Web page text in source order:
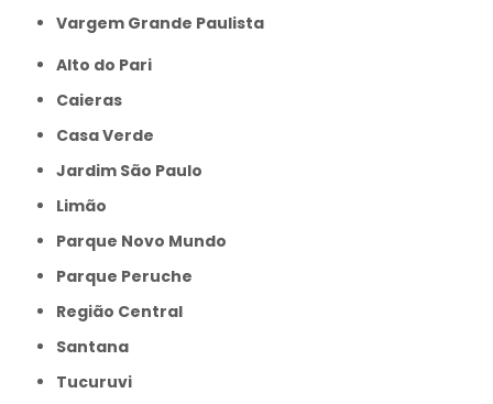
Vargem Grande Paulista
Alto do Pari
Caieras
Casa Verde
Jardim São Paulo
Limão
Parque Novo Mundo
Parque Peruche
Região Central
Santana
Tucuruvi